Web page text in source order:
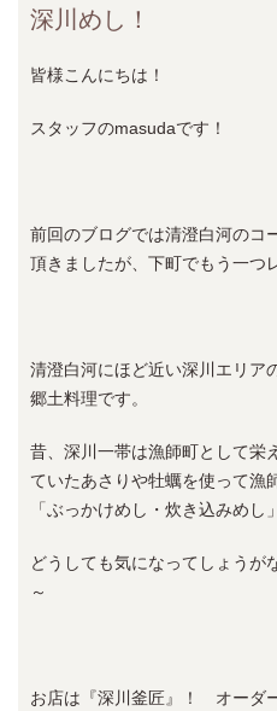
深川めし！
皆様こんにちは！
スタッフのmasudaです！
前回のブログでは清澄白河のコ
頂きましたが、下町でもう一つ
清澄白河にほど近い深川エリ
郷土料理です。
昔、深川一帯は漁師町として栄
ていたあさりや牡蠣を使って漁
「ぶっかけめし・炊き込みめし
どうしても気になってしょうが
～
お店は『深川釜匠』！ オーダ